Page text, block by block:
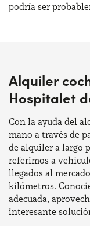
podría ser
Alquiler
Hospitalet
Con la ayuda del
mano a través de
de alquiler a largo
referimos a
llegados al
kilómetros.
adecuada,
interesante